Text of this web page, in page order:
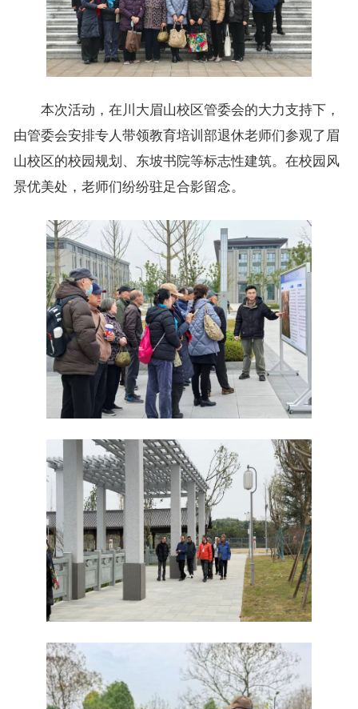
本次活动，在川大眉山校区管委会的大力支持下，
由管委会安排专人带领教育培训部退休老师们参观了眉
山校区的校园规划、东坡书院等标志性建筑。在校园风
景优美处，老师们纷纷驻足合影留念。